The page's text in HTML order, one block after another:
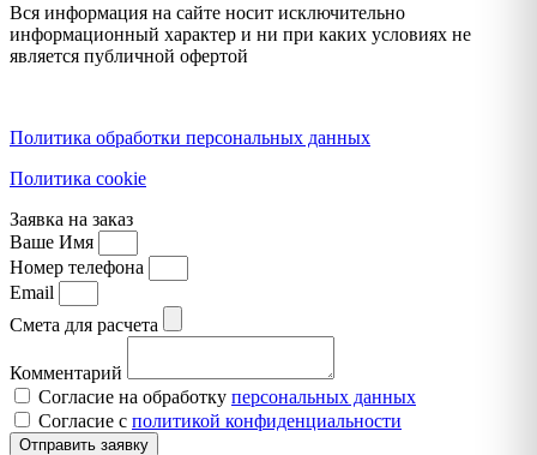
Вся информация на сайте носит исключительно
информационный характер и ни при каких условиях не
является публичной офертой
Политика обработки персональных данных
Политика cookie
Заявка на заказ
Ваше Имя
Номер телефона
Email
Смета для расчета
Комментарий
Согласие на обработку персональных данных
Согласие с политикой конфиденциальности
Отправить заявку